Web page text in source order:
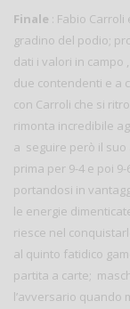
Finale : Fabio
gradino del podio;
dati i valori in
due contendenti e a
con Carroli che si
rimonta incredibile
a seguire però il
prima per 9-4 e poi
portandosi in
le energie
riesce nel
al quinto fatidico
partita a carte;
l’avversario quando